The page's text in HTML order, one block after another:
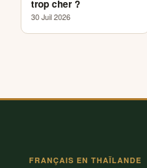
trop cher ?
30 Juil 2026
FRANÇAIS EN THAÏLANDE